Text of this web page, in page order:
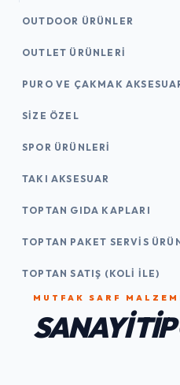
OUTDOOR ÜRÜNLER
OUTLET ÜRÜNLERI
PURO VE ÇAKMAK
SIZE ÖZEL
SPOR ÜRÜNLERI
TAKI AKSESUAR
TOPTAN GIDA KAPLARI
TOPTAN PAKET SERVIS
TOPTAN SATIŞ (KOLI İLE)
MUTFAK SARF
SANAYI